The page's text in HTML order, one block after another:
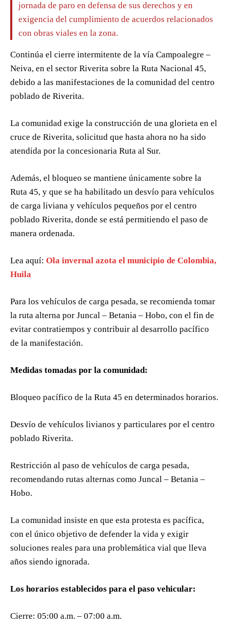
jornada de paro en defensa de sus derechos y en
exigencia del cumplimiento de acuerdos relacionados
con obras viales en la zona.
Continúa el cierre intermitente de la vía Campoalegre –
Neiva, en el sector Riverita sobre la Ruta Nacional 45,
debido a las manifestaciones de la comunidad del centro
poblado de Riverita.
La comunidad exige la construcción de una glorieta en el
cruce de Riverita, solicitud que hasta ahora no ha sido
atendida por la concesionaria Ruta al Sur.
Además, el bloqueo se mantiene únicamente sobre la
Ruta 45, y que se ha habilitado un desvío para vehículos
de carga liviana y vehículos pequeños por el centro
poblado Riverita, donde se está permitiendo el paso de
manera ordenada.
Lea aquí: Ola invernal azota el municipio de Colombia,
Huila
Para los vehículos de carga pesada, se recomienda tomar
la ruta alterna por Juncal – Betania – Hobo, con el fin de
evitar contratiempos y contribuir al desarrollo pacífico
de la manifestación.
Medidas tomadas por la comunidad:
Bloqueo pacífico de la Ruta 45 en determinados horarios.
Desvío de vehículos livianos y particulares por el centro
poblado Riverita.
Restricción al paso de vehículos de carga pesada,
recomendando rutas alternas como Juncal – Betania –
Hobo.
La comunidad insiste en que esta protesta es pacífica,
con el único objetivo de defender la vida y exigir
soluciones reales para una problemática vial que lleva
años siendo ignorada.
Los horarios establecidos para el paso vehicular:
Cierre: 05:00 a.m. – 07:00 a.m.